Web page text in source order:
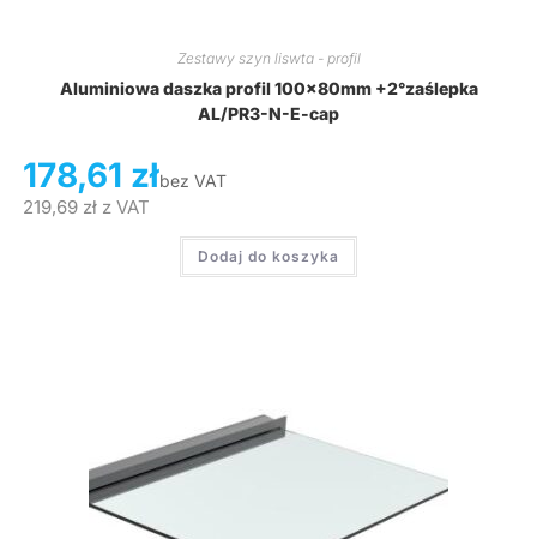
Zestawy szyn liswta - profil
Aluminiowa daszka profil 100x80mm +2°zaślepka
AL/PR3-N-E-cap
178,61 złbez VAT
219,69 złz VAT
Dodaj do koszyka